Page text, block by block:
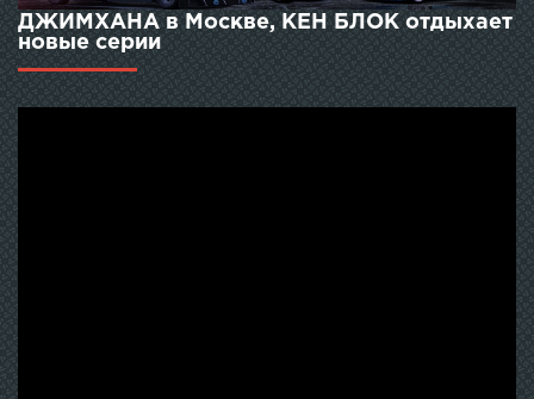
ДЖИМХАНА в Москве, КЕН БЛОК отдыхает
новые серии